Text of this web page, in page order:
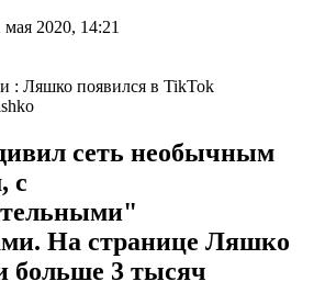
2020, 14:21
сеть необычным
с
На странице Ляшко
больше 3 тысяч